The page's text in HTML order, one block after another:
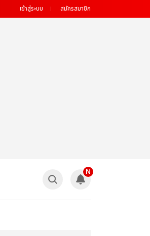
เข้าสู่ระบบ สมัครสมาชิก
N